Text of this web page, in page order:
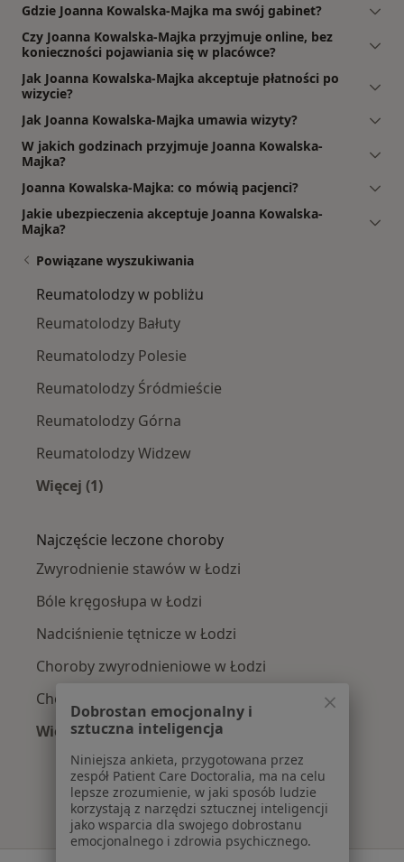
Gdzie Joanna Kowalska-Majka ma swój gabinet?
Czy Joanna Kowalska-Majka przyjmuje online, bez
konieczności pojawiania się w placówce?
Jak Joanna Kowalska-Majka akceptuje płatności po
wizycie?
Jak Joanna Kowalska-Majka umawia wizyty?
W jakich godzinach przyjmuje Joanna Kowalska-
Majka?
Joanna Kowalska-Majka: co mówią pacjenci?
Jakie ubezpieczenia akceptuje Joanna Kowalska-
Majka?
Powiązane wyszukiwania
Reumatolodzy w pobliżu
Reumatolodzy Bałuty
Reumatolodzy Polesie
Reumatolodzy Śródmieście
Reumatolodzy Górna
Reumatolodzy Widzew
Więcej (1)
Najczęście leczone choroby
Zwyrodnienie stawów w Łodzi
Bóle kręgosłupa w Łodzi
Nadciśnienie tętnicze w Łodzi
Choroby zwyrodnieniowe w Łodzi
Choroby reumatologiczne w Łodzi
Więcej (15)
Więcej w kategorii: Najczęście leczone
Dobrostan emocjonalny i
sztuczna inteligencja
Niniejsza ankieta, przygotowana przez
zespół Patient Care Doctoralia, ma na celu
lepsze zrozumienie, w jaki sposób ludzie
korzystają z narzędzi sztucznej inteligencji
jako wsparcia dla swojego dobrostanu
emocjonalnego i zdrowia psychicznego.